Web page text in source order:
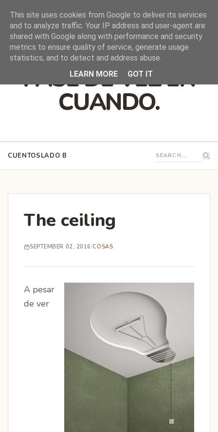
DEJO QUE ESTO
PASE DE VEZ EN
CUANDO.
CUENTOSLADO B
The ceiling
SEPTEMBER 02, 2016 |COSAS
A pesar
de ver
This site uses cookies from Google to deliver its services
and to analyze traffic. Your IP address and user-agent are
shared with Google along with performance and security
metrics to ensure quality of service, generate usage
statistics, and to detect and address abuse.
LEARN MORE
GOT IT